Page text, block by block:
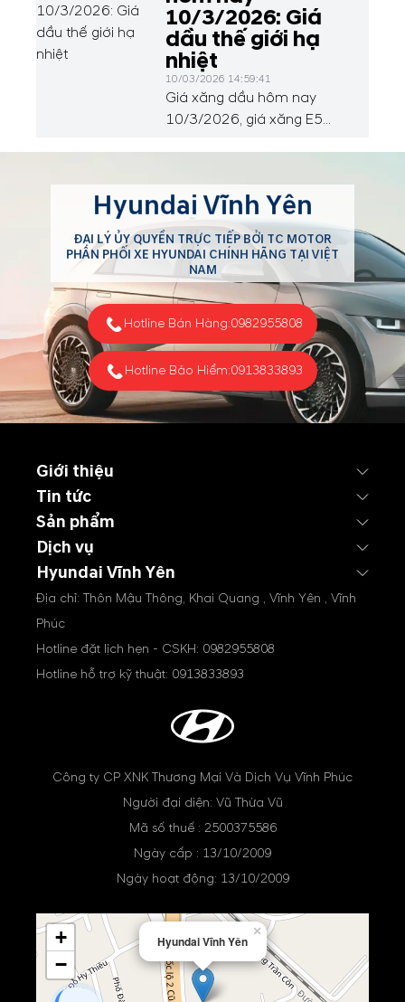
10/3/2026: Giá
dầu thế giới hạ
nhiệt
10/03/2026 14:59:41
Giá xăng dầu hôm nay
10/3/2026, giá xăng E5
mức 27.047 đồng/lít. Tại thị
trường thế giới, dầu thô
quay đầu giảm nhẹ sau khi
áp sát ngưỡng 120
USD/thùng. Động thái nới
lỏng trừng phạt dầu Nga và
nỗ lực ổn định Trung Đông
từ phía Mỹ đang giúp thị
Hyundai Vĩnh Yên
ĐẠI LÝ ỦY QUYỀN TRỰC TIẾP BỞI TC MOTOR
PHÂN PHỐI XE HYUNDAI CHÍNH HÃNG TẠI VIỆT
NAM
Hotline Bán Hàng:0982955808
Hotline Bảo Hiểm:0913833893
Giới thiệu
Tin tức
Sản phẩm
Dịch vụ
Hyundai Vĩnh Yên
Địa chỉ: Thôn Mậu Thông, Khai Quang , Vĩnh Yên , Vĩnh
Phúc
Hotline đặt lịch hẹn - CSKH: 0982955808
Hotline hỗ trợ kỹ thuật: 0913833893
Công ty CP XNK Thương Mại Và Dịch Vụ Vĩnh Phúc
Người đại diện: Vũ Thừa Vũ
Mã số thuế : 2500375586
Ngày cấp : 13/10/2009
Ngày hoạt động: 13/10/2009
Hyundai Vĩnh Yên
×
+
−